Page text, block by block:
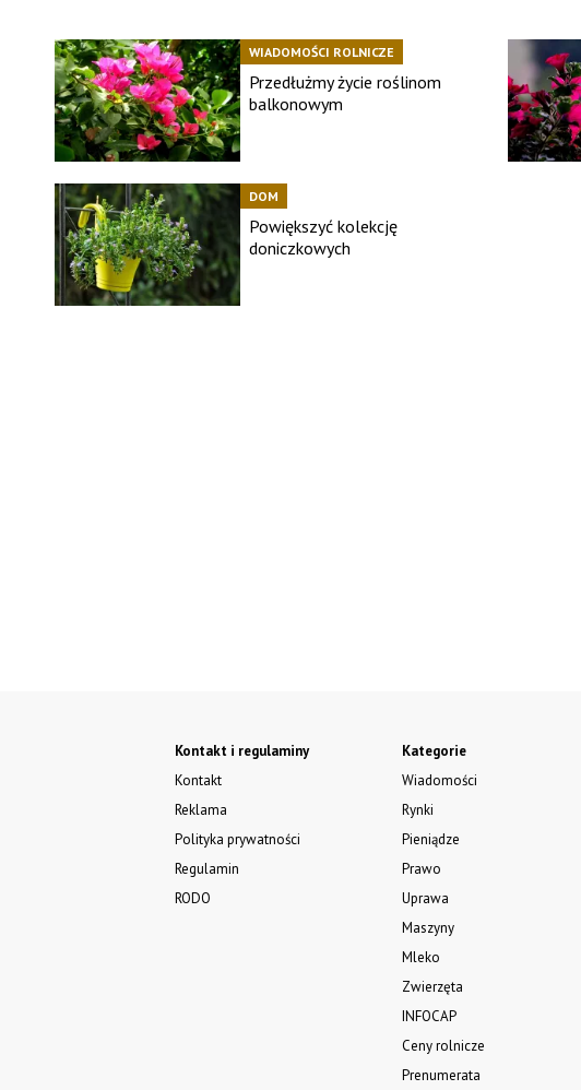
WIADOMOŚCI ROLNICZE
Przedłużmy życie roślinom
balkonowym
DOM
Powiększyć kolekcję
doniczkowych
Kontakt i regulaminy
Kontakt
Reklama
Polityka prywatności
Regulamin
RODO
Kategorie
Wiadomości
Rynki
Pieniądze
Prawo
Uprawa
Maszyny
Mleko
Zwierzęta
INFOCAP
Ceny rolnicze
Prenumerata